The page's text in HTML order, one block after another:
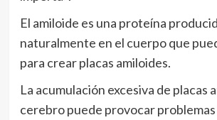
El amiloide es una proteína
naturalmente en el cuerpo que
para crear placas amiloides.
La acumulación excesiva de placas
cerebro puede provocar problemas